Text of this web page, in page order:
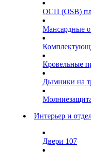
ОСП (OSB)
Мансардные
Кровельные
Дымники на
Интерьер и
Двери 107